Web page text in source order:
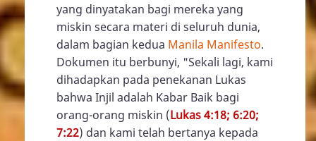
yang dinyatakan bagi mereka yang
miskin secara materi di seluruh dunia,
dalam bagian kedua Manila Manifesto.
Dokumen itu berbunyi, "Sekali lagi, kami
dihadapkan pada penekanan Lukas
bahwa Injil adalah Kabar Baik bagi
orang-orang miskin (Lukas 4:18; 6:20;
7:22) dan kami telah bertanya kepada